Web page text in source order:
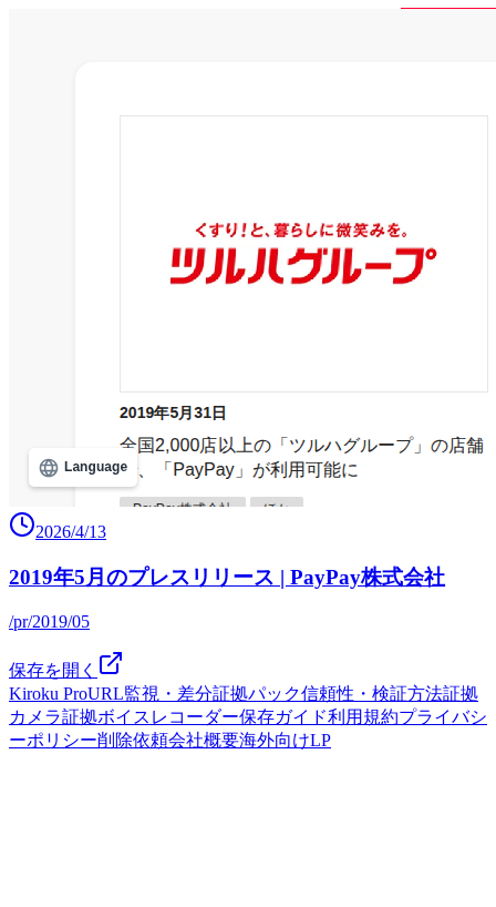
2026/4/13
2019年5月のプレスリリース | PayPay株式会社
/pr/2019/05
保存を開く
Kiroku ProURL監視・差分証拠パック信頼性・検証方法証拠
カメラ証拠ボイスレコーダー保存ガイド利用規約プライバシ
ーポリシー削除依頼会社概要海外向けLP